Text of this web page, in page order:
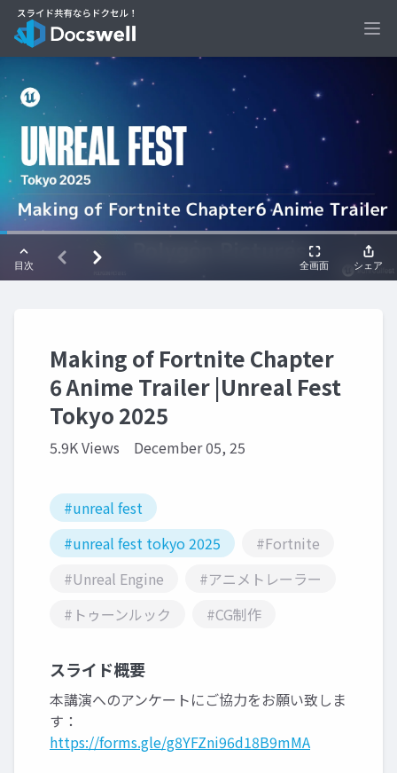
Making of Fortnite Chapter
6 Anime Trailer |Unreal Fest
Tokyo 2025
5.9K Views December 05, 25
#unreal fest
#unreal fest tokyo 2025
#Fortnite
#Unreal Engine
#アニメトレーラー
#トゥーンルック
#CG制作
スライド概要
本講演へのアンケートにご協力をお願い致しま
す：
https://forms.gle/g8YFZni96d18B9mMA